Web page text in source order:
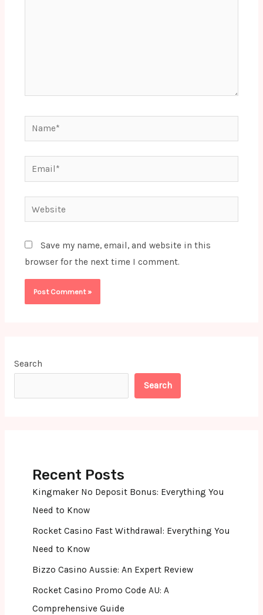
Name*
Email*
Website
Save my name, email, and website in this
browser for the next time I comment.
Search
Search
Recent Posts
Kingmaker No Deposit Bonus: Everything You
Need to Know
Rocket Casino Fast Withdrawal: Everything You
Need to Know
Bizzo Casino Aussie: An Expert Review
Rocket Casino Promo Code AU: A
Comprehensive Guide